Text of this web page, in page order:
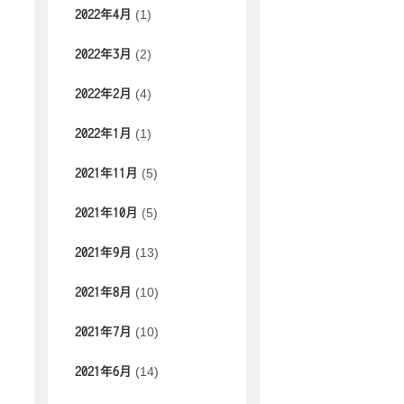
2022年4月 (1)
2022年3月 (2)
2022年2月 (4)
2022年1月 (1)
2021年11月 (5)
2021年10月 (5)
2021年9月 (13)
2021年8月 (10)
2021年7月 (10)
2021年6月 (14)